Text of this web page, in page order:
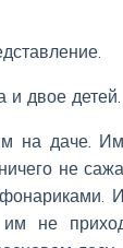
двое детей.
на даче.
не
не